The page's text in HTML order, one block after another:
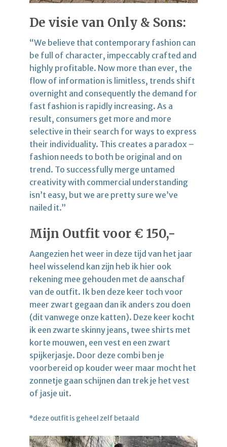
De visie van Only & Sons:
“We believe that contemporary fashion can
be full of character, impeccably crafted and
highly profitable. Now more than ever, the
flow of information is limitless, trends shift
overnight and consequently the demand for
fast fashion is rapidly increasing. As a
result, consumers get more and more
selective in their search for ways to express
their individuality. This creates a paradox –
fashion needs to both be original and on
trend. To successfully merge untamed
creativity with commercial understanding
isn’t easy, but we are pretty sure we’ve
nailed it.”
Mijn Outfit voor € 150,-
Aangezien het weer in deze tijd van het jaar
heel wisselend kan zijn heb ik hier ook
rekening mee gehouden met de aanschaf
van de outfit. Ik ben deze keer toch voor
meer zwart gegaan dan ik anders zou doen
(dit vanwege onze katten). Deze keer kocht
ik een zwarte skinny jeans, twee shirts met
korte mouwen, een vest en een zwart
spijkerjasje. Door deze combi ben je
voorbereid op kouder weer maar mocht het
zonnetje gaan schijnen dan trek je het vest
of jasje uit.
*deze outfit is geheel zelf betaald